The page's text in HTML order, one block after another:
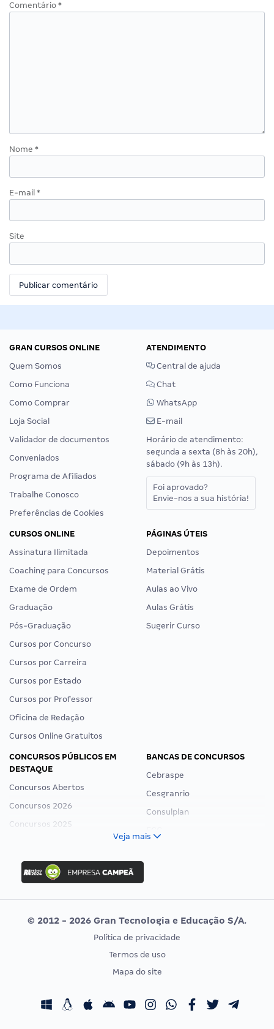
Comentário *
Nome *
E-mail *
Site
GRAN CURSOS ONLINE
Quem Somos
Como Funciona
Como Comprar
Loja Social
Validador de documentos
Conveniados
Programa de Afiliados
Trabalhe Conosco
Preferências de Cookies
ATENDIMENTO
Central de ajuda
Chat
WhatsApp
E-mail
Horário de atendimento:
segunda a sexta (8h às 20h),
sábado (9h às 13h).
Foi aprovado?
Envie-nos a sua história!
CURSOS ONLINE
Assinatura Ilimitada
Coaching para Concursos
Exame de Ordem
Graduação
Pós-Graduação
Cursos por Concurso
Cursos por Carreira
Cursos por Estado
Cursos por Professor
Oficina de Redação
Cursos Online Gratuitos
PÁGINAS ÚTEIS
Depoimentos
Material Grátis
Aulas ao Vivo
Aulas Grátis
Sugerir Curso
CONCURSOS PÚBLICOS EM
DESTAQUE
Concursos Abertos
Concursos 2026
Concursos 2025
Concurso Ibama
Concurso MPU
Editais publicados
BANCAS DE CONCURSOS
Cebraspe
Cesgranrio
Consulplan
Vunesp
CONCURSOS POR PROFISSÃO
Concursos Fiscais
EXAME DE ORDEM
Calendário OAB
Veja mais
© 2012 - 2026 Gran Tecnologia e Educação S/A.
Política de privacidade
Termos de uso
Mapa do site